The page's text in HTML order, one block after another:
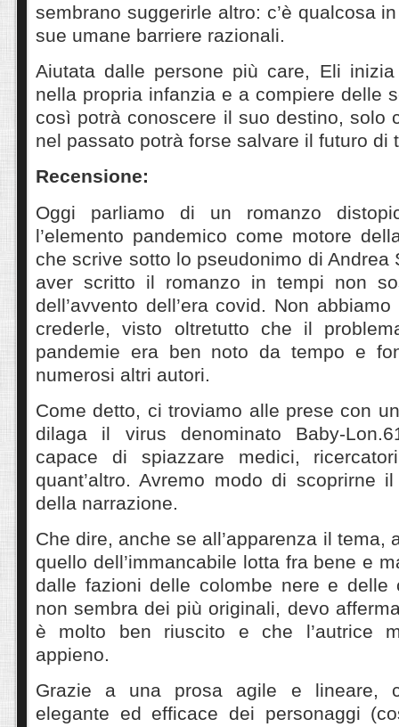
sembrano suggerirle altro: c’è qualcosa
sue umane barriere razionali.
Aiutata dalle persone più care, Eli
nella propria infanzia e a compiere delle
così potrà conoscere il suo destino, solo
nel passato potrà forse salvare il futuro di
Recensione:
Oggi parliamo di un romanzo
l’elemento pandemico come motore
che scrive sotto lo pseudonimo di Andrea
aver scritto il romanzo in tempi non
dell’avvento dell’era covid. Non
crederle, visto oltretutto che il
pandemie era ben noto da tempo e
numerosi altri autori.
Come detto, ci troviamo alle prese con
dilaga il virus denominato Baby-
capace di spiazzare medici,
quant’altro. Avremo modo di scoprirne
della narrazione.
Che dire, anche se all’apparenza il tema,
quello dell’immancabile lotta fra bene e
dalle fazioni delle colombe nere e delle
non sembra dei più originali, devo
è molto ben riuscito e che l’autrice
appieno.
Grazie a una prosa agile e lineare,
elegante ed efficace dei personaggi